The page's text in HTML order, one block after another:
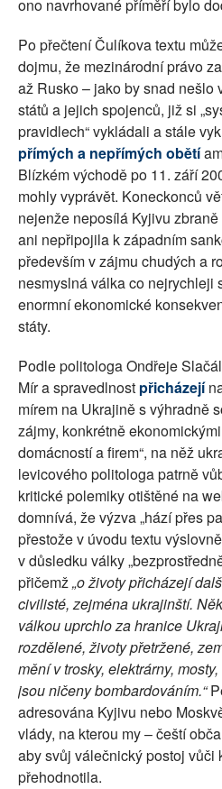
ono navrhované příměří bylo
Po přečtení Čulíkova textu
dojmu, že mezinárodní právo
až Rusko – jako by snad nešlo
států a jejich spojenců, již si
pravidlech“ vykládali a stále
přímých a nepřímých obětí
Blízkém východě po 11. září
mohly vyprávět. Koneckonců
nejenže neposílá Kyjivu
ani nepřipojila k západním
především v zájmu chudých a
nesmyslná válka co nejrychleji
enormní ekonomické
státy.
Podle politologa Ondřeje
Mír a spravedlnost přicházejí
mírem na Ukrajině s výhradně
zájmy, konkrétně
domácností a firem“, na něž
levicového politologa patrně
kritické polemiky otištěné na
domnívá, že výzva „hází přes
přestože v úvodu textu výslovně
v důsledku války
přičemž„o životy přicházejí
civilisté, zejména ukrajinští.
válkou uprchlo za hranice
rozdělené, životy přetržené,
mění v trosky, elektrárny,
jsou ničeny bombardováním.“
adresována Kyjivu nebo
vlády, na kterou my – čeští
aby svůj válečnický postoj vůči
přehodnotila.